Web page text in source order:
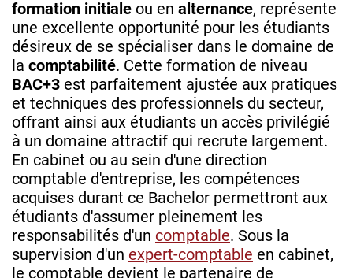
formation initiale ou en alternance, représente
une excellente opportunité pour les étudiants
désireux de se spécialiser dans le domaine de
la comptabilité. Cette formation de niveau
BAC+3 est parfaitement ajustée aux pratiques
et techniques des professionnels du secteur,
offrant ainsi aux étudiants un accès privilégié
à un domaine attractif qui recrute largement.
En cabinet ou au sein d'une direction
comptable d'entreprise, les compétences
acquises durant ce Bachelor permettront aux
étudiants d'assumer pleinement les
responsabilités d'un comptable. Sous la
supervision d'un expert-comptable en cabinet,
le comptable devient le partenaire de